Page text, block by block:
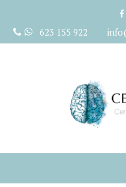
contenido
623 155 922